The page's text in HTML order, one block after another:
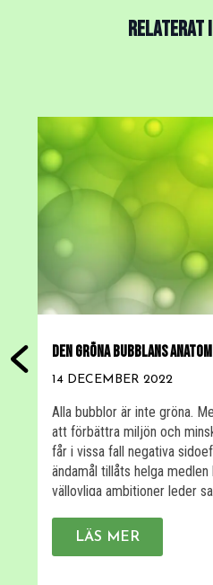
RELATERAT
DEN GRÖNA BUBBLANS
14 DECEMBER 2022
Alla bubblor är inte gröna.
att förbättra miljön och
får i vissa fall negativa
ändamål tillåts helga
vällovliga ambitioner leder
International Business
LÄS MER